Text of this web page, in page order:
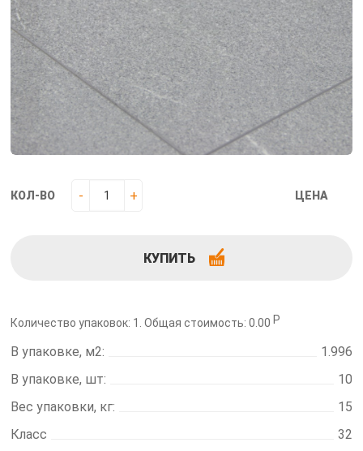
КОЛ-ВО - + ЦЕНА
КУПИТЬ
Количество упаковок: 1 . Общая стоимость: 0.00 Р
В упаковке, м2:
1.996
В упаковке, шт:
10
Вес упаковки, кг:
15
Класс
32